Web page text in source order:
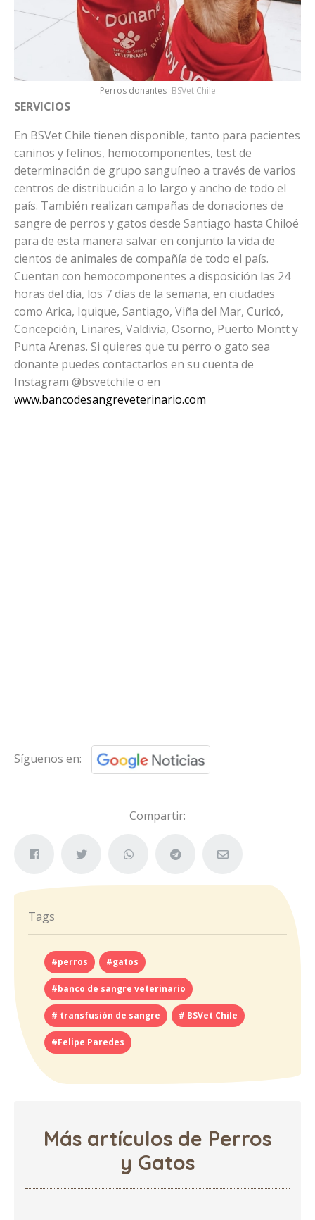
Perros donantes BSVet Chile
SERVICIOS
En BSVet Chile tienen disponible, tanto para pacientes
caninos y felinos, hemocomponentes, test de
determinación de grupo sanguíneo a través de varios
centros de distribución a lo largo y ancho de todo el
país. También realizan campañas de donaciones de
sangre de perros y gatos desde Santiago hasta Chiloé
para de esta manera salvar en conjunto la vida de
cientos de animales de compañía de todo el país.
Cuentan con hemocomponentes a disposición las 24
horas del día, los 7 días de la semana, en ciudades
como Arica, Iquique, Santiago, Viña del Mar, Curicó,
Concepción, Linares, Valdivia, Osorno, Puerto Montt y
Punta Arenas. Si quieres que tu perro o gato sea
donante puedes contactarlos en su cuenta de
Instagram @bsvetchile o en
www.bancodesangreveterinario.com
Síguenos en:
Compartir:
Tags
#perros #gatos
#banco de sangre veterinario
# transfusión de sangre # BSVet Chile
#Felipe Paredes
Más artículos de Perros
y Gatos